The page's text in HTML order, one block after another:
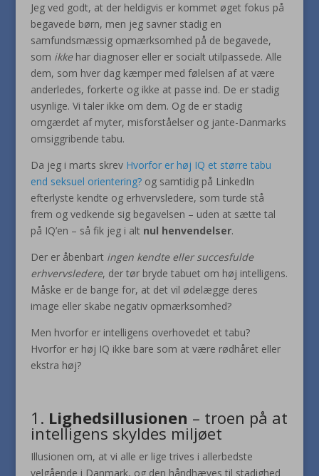
Jeg ved godt, at der heldigvis er kommet øget fokus på
begavede børn, men jeg savner stadig en
samfundsmæssig opmærksomhed på de begavede,
som ikkehar diagnoser eller er socialt utilpassede. Alle
dem, som hver dag kæmper med følelsen af at være
anderledes, forkerte og ikke at passe ind. De er stadig
usynlige. Vi taler ikke om dem. Og de er stadig
omgærdet af myter, misforståelser og jante-Danmarks
omsiggribende tabu.
Da jeg i marts skrev Hvorfor er høj IQ et større tabu
end seksuel orientering?og samtidig på LinkedIn
efterlyste kendte og erhvervsledere, som turde stå
frem og vedkende sig begavelsen – uden at sætte tal
på IQ’en – så fik jeg i alt nul henvendelser.
Der er åbenbart ingen kendte eller succesfulde
erhvervsledere, der tør bryde tabuet om høj intelligens.
Måske er de bange for, at det vil ødelægge deres
image eller skabe negativ opmærksomhed?
Men hvorfor er intelligens overhovedet et tabu?
Hvorfor er høj IQ ikke bare som at være rødhåret eller
ekstra høj?
1. Lighedsillusionen – troen på at
intelligens skyldes miljøet
Illusionen om, at vi alle er lige trives i allerbedste
velgående i Danmark, og den håndhæves til stadighed